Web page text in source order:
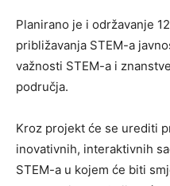
Planirano je i održavanje
približavanja STEM-a
važnosti STEM-a i
područja.
Kroz projekt će se urediti
inovativnih, interaktivnih
STEM-a u kojem će biti